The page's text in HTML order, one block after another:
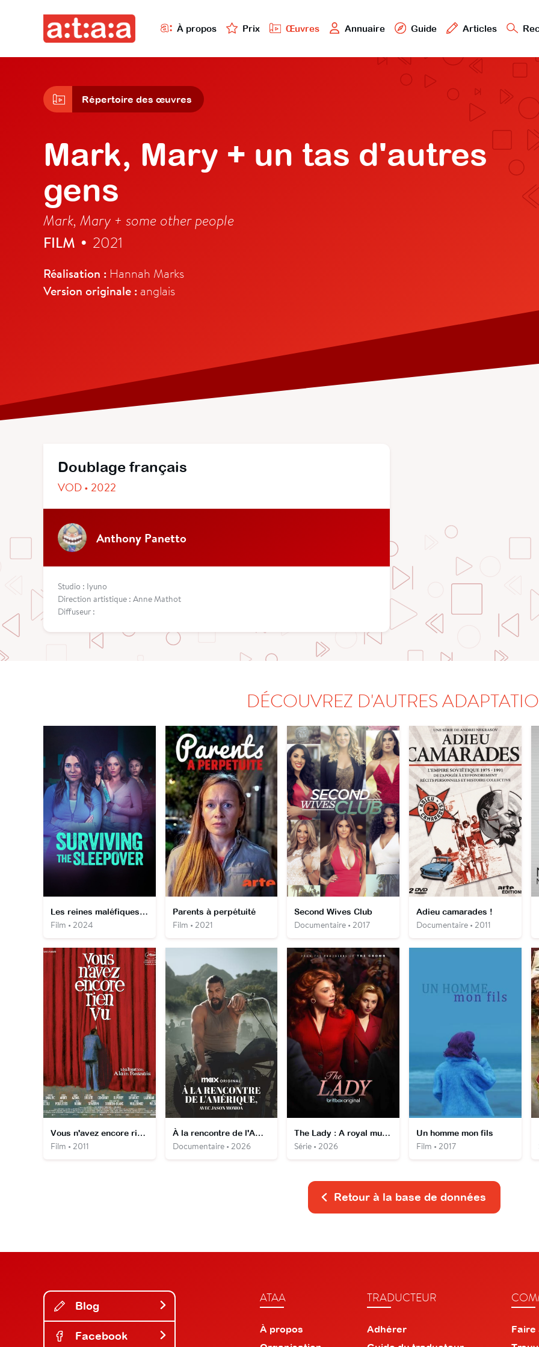
À propos Prix Œuvres Annuaire Guide Articles
Répertoire des œuvres
Mark, Mary + un tas d'autres
gens
Mark, Mary + some other people
FILM • 2021
Réalisation : Hannah Marks
Version originale : anglais
Doublage français
VOD • 2022
Anthony Panetto
Studio : Iyuno
Direction artistique : Anne Mathot
Diffuseur :
DÉCOUVREZ D'AUTRES
Les reines maléfiques du lycée
Film • 2024
Parents à perpétuité
Film • 2021
Second Wives Club
Documentaire • 2017
Adieu camarades !
Documentaire • 2011
Vous n'avez encore rien vu
Film • 2011
À la rencontre de l'Amérique, avec Jason Momoa
Documentaire • 2026
The Lady : A royal murder scandal
Série • 2026
Un homme mon fils
Film • 2017
Retour à la base de données
Blog
Facebook
ATAA
À propos
TRADUCTEUR
Adhérer